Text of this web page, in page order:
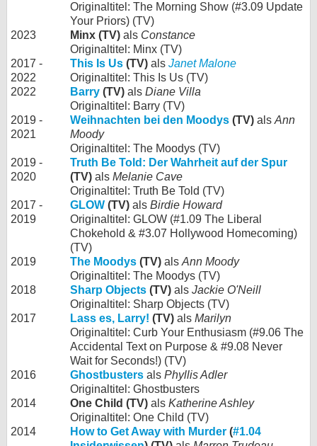
Originaltitel: The Morning Show (#3.09 Update
Your Priors) (TV)
2023
Minx (TV) als Constance
Originaltitel: Minx (TV)
2017 -
2022
This Is Us (TV) als Janet Malone
Originaltitel: This Is Us (TV)
2022
Barry (TV) als Diane Villa
Originaltitel: Barry (TV)
2019 -
2021
Weihnachten bei den Moodys (TV) als Ann
Moody
Originaltitel: The Moodys (TV)
2019 -
2020
Truth Be Told: Der Wahrheit auf der Spur
(TV) als Melanie Cave
Originaltitel: Truth Be Told (TV)
2017 -
2019
GLOW (TV) als Birdie Howard
Originaltitel: GLOW (#1.09 The Liberal
Chokehold & #3.07 Hollywood Homecoming)
(TV)
2019
The Moodys (TV) als Ann Moody
Originaltitel: The Moodys (TV)
2018
Sharp Objects (TV) als Jackie O'Neill
Originaltitel: Sharp Objects (TV)
2017
Lass es, Larry! (TV) als Marilyn
Originaltitel: Curb Your Enthusiasm (#9.06 The
Accidental Text on Purpose & #9.08 Never
Wait for Seconds!) (TV)
2016
Ghostbusters als Phyllis Adler
Originaltitel: Ghostbusters
2014
One Child (TV) als Katherine Ashley
Originaltitel: One Child (TV)
2014
How to Get Away with Murder (#1.04